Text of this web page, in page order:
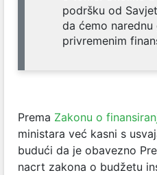
podršku od
da ćemo
privremenim
Prema Zakonu o
ministara već kasni s
budući da je obavezno
nacrt zakona o budžetu